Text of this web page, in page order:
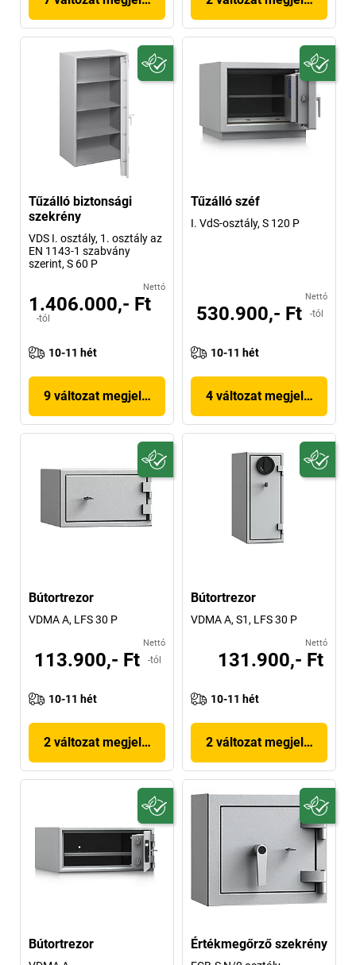
Tűzálló biztonsági
szekrény
VDS I. osztály, 1. osztály az
EN 1143-1 szabvány
szerint, S 60 P
Nettó
1.406.000,- Ft
-tól
10-11 hét
9 változat megjelenítése
Tűzálló széf
I. VdS-osztály, S 120 P
Nettó
530.900,- Ft -tól
10-11 hét
4 változat megjelenítése
Bútortrezor
VDMA A, LFS 30 P
Nettó
113.900,- Ft -tól
10-11 hét
2 változat megjelenítése
Bútortrezor
VDMA A, S1, LFS 30 P
Nettó
131.900,- Ft
10-11 hét
2 változat megjelenítése
Bútortrezor Értékmegőrző szekrény